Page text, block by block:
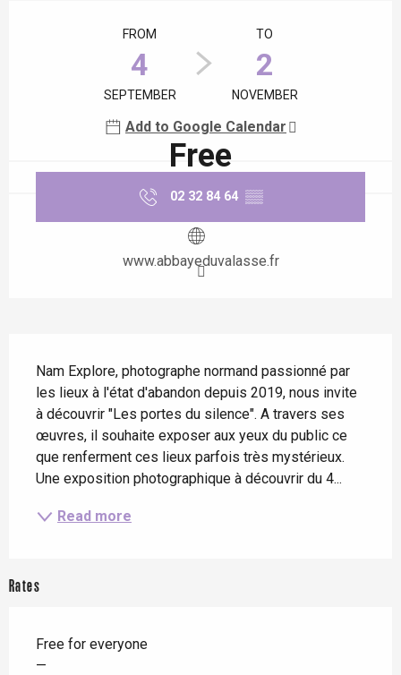
FROM
4
SEPTEMBER
TO
2
NOVEMBER
Add to Google Calendar
Free
02 32 84 64 ▒▒
www.abbayeduvalasse.fr
Nam Explore, photographe normand passionné par
les lieux à l'état d'abandon depuis 2019, nous invite
à découvrir "Les portes du silence". A travers ses
œuvres, il souhaite exposer aux yeux du public ce
que renferment ces lieux parfois très mystérieux.
Une exposition photographique à découvrir du 4...
Read more
Rates
Free for everyone
—